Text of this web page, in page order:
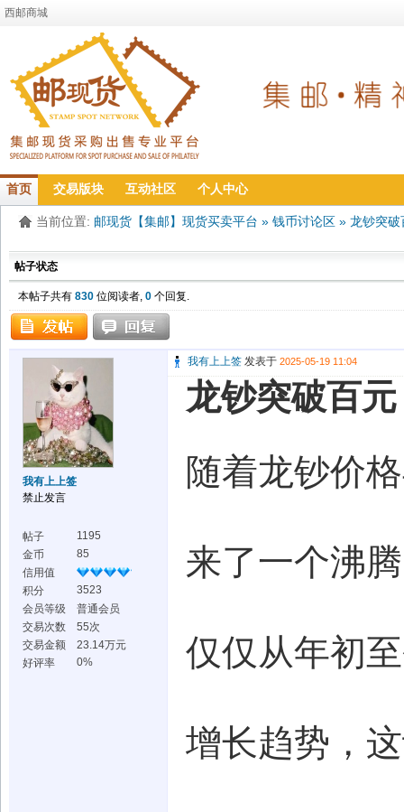
西邮商城
首页 交易版块 互动社区 个人中心
当前位置: 邮现货【集邮】现货买卖平台 » 钱币讨论区 » 龙钞突破
帖子状态
本帖子共有 830 位阅读者, 0 个回复.
我有上上签
禁止发言
帖子
1195
金币
85
信用值
积分
3523
会员等级
普通会员
交易次数
55次
交易金额
23.14万元
好评率
0%
我有上上签 发表于 2025-05-19 11:04
龙钞突破百
随着龙钞价
来了一个沸
仅仅从年初
增长趋势，